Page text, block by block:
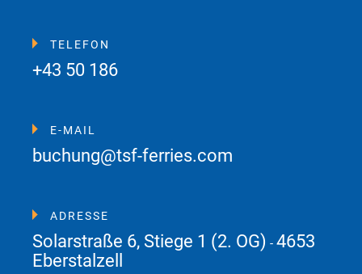
TELEFON
+43 50 186
E-MAIL
buchung@tsf-ferries.com
ADRESSE
Solarstraße 6, Stiege 1 (2. OG) - 4653
Eberstalzell